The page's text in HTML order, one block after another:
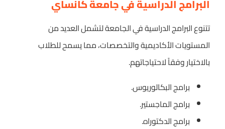
البرامج الدراسية في جامعة كانساي
تتنوع البرامج الدراسية في الجامعة لتشمل العديد من
المستويات الأكاديمية والتخصصات، مما يسمح للطلاب
بالاختيار وفقاً لاحتياجاتهم.
برامج البكالوريوس.
برامج الماجستير.
برامج الدكتوراه.